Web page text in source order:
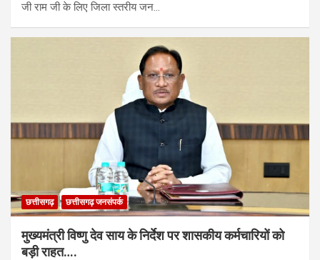
जी राम जी के लिए जिला स्तरीय जन…
छत्तीसगढ़ छत्तीसगढ़ जनसंपर्क
मुख्यमंत्री विष्णु देव साय के निर्देश पर शासकीय कर्मचारियों को
बड़ी राहत….